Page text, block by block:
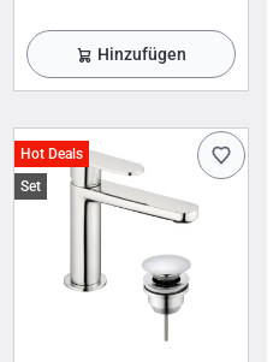
Hinzufügen
Hot Deals
Set